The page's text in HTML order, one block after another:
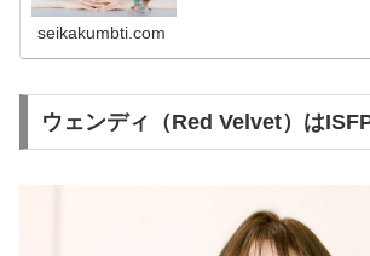
seikakumbti.com
ウェンディ（Red Velvet）は